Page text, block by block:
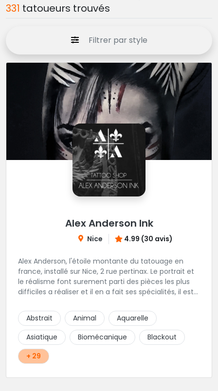
331 tatoueurs trouvés
Filtrer par style
Alex Anderson Ink
Nice 4.99 (30 avis)
Alex Anderson, l'étoile montante du tatouage en
france, installé sur Nice, 2 rue pertinax. Le portrait et
le réalisme font surement parti des pièces les plus
difficiles a réaliser et il en a fait ses spécialités, il est
religieux ou du chicanos. Romain son frère sera vous
combler par sa finesse pour des pièces comme le
mandala, l'ornemental ou la calligraphie pour le
bonheur des futurs tatoués. Il y a aussi Léa, Maureen,
Fat, Tom, Sento, Lily, des artistes hors normes. Il n'y a
qu'à regarder les pièces sélectionnées ici pour
Abstrait Animal
Aquarelle
Asiatique
Biomécanique
Blackout
+ 29